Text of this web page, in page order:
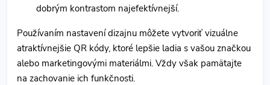
dobrým kontrastom najefektívnejší.
Používaním nastavení dizajnu môžete vytvoriť vizuálne
atraktívnejšie QR kódy, ktoré lepšie ladia s vašou značkou
alebo marketingovými materiálmi. Vždy však pamätajte
na zachovanie ich funkčnosti.